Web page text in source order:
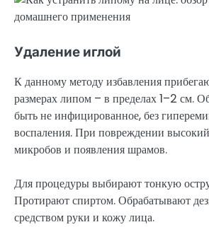
Удаление иглой
К данному методу избавления
размерах липом – в пределах 1–2 см.
быть не инфицированное, без
воспаления. При повреждении
микробов и появления шрамов.
Для процедуры выбирают тонкую
Протирают спиртом. Обрабатывают
средством руки и кожу лица.